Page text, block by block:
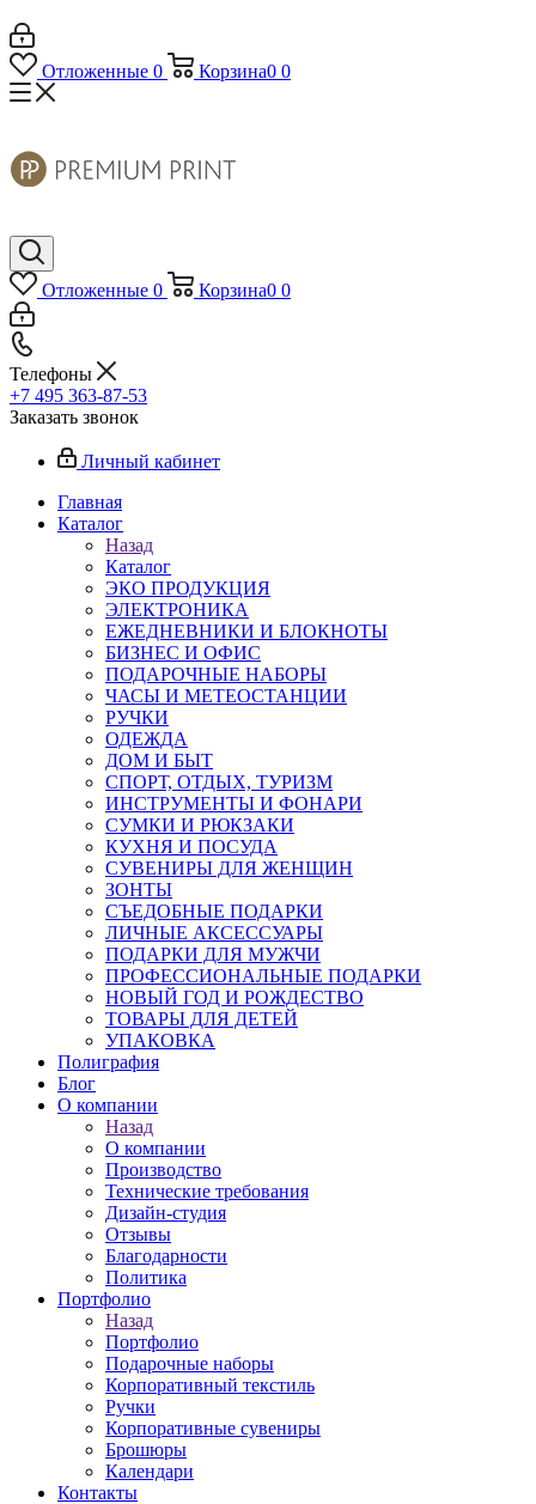
Отложенные 0 Корзина0 0
Отложенные 0 Корзина0 0
Телефоны
+7 495 363-87-53
Заказать звонок
Личный кабинет
Главная
Каталог
Назад
Каталог
ЭКО ПРОДУКЦИЯ
ЭЛЕКТРОНИКА
ЕЖЕДНЕВНИКИ И БЛОКНОТЫ
БИЗНЕС И ОФИС
ПОДАРОЧНЫЕ НАБОРЫ
ЧАСЫ И МЕТЕОСТАНЦИИ
РУЧКИ
ОДЕЖДА
ДОМ И БЫТ
СПОРТ, ОТДЫХ, ТУРИЗМ
ИНСТРУМЕНТЫ И ФОНАРИ
СУМКИ И РЮКЗАКИ
КУХНЯ И ПОСУДА
СУВЕНИРЫ ДЛЯ ЖЕНЩИН
ЗОНТЫ
СЪЕДОБНЫЕ ПОДАРКИ
ЛИЧНЫЕ АКСЕССУАРЫ
ПОДАРКИ ДЛЯ МУЖЧИ
ПРОФЕССИОНАЛЬНЫЕ ПОДАРКИ
НОВЫЙ ГОД И РОЖДЕСТВО
ТОВАРЫ ДЛЯ ДЕТЕЙ
УПАКОВКА
Полиграфия
Блог
О компании
Назад
О компании
Производство
Технические требования
Дизайн-студия
Отзывы
Благодарности
Политика
Портфолио
Назад
Портфолио
Подарочные наборы
Корпоративный текстиль
Ручки
Корпоративные сувениры
Брошюры
Календари
Контакты